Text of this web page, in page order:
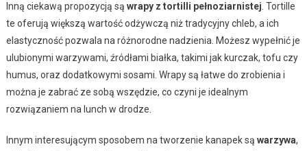
Inną ciekawą propozycją są wrapy z tortilli pełnoziarnistej . Tortille
te oferują większą wartość odżywczą niż tradycyjny chleb, a ich
elastyczność pozwala na różnorodne nadzienia. Możesz wypełnić je
ulubionymi warzywami, źródłami białka, takimi jak kurczak, tofu czy
humus, oraz dodatkowymi sosami. Wrapy są łatwe do zrobienia i
można je zabrać ze sobą wszędzie, co czyni je idealnym
rozwiązaniem na lunch w drodze.
Innym interesującym sposobem na tworzenie kanapek są warzywa,